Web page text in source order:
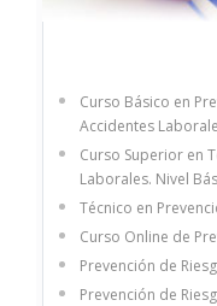
Curso Básico en
Accidentes
Curso Superior en
Laborales. Nivel
Técnico en
Curso Online de
Prevención de
Prevención de